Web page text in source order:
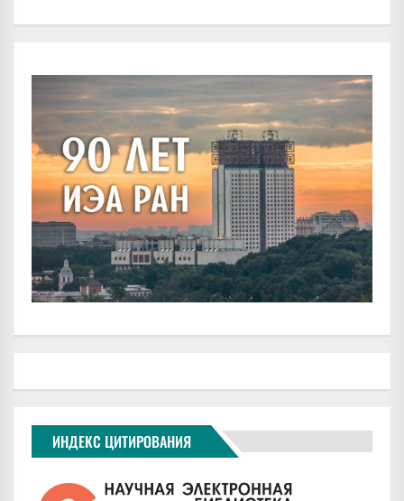
ИНДЕКС ЦИТИРОВАНИЯ